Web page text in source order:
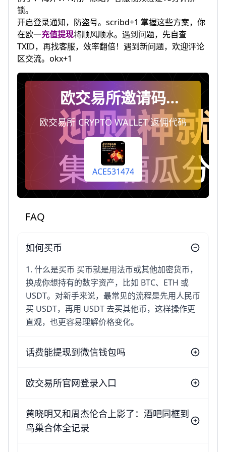
锁。
开启登录通知，防盗号。scribd+1 掌握这些方案，你
在欧一充值提现将顺风顺水。遇到问题，先自查
TXID，再找客服，效率翻倍！遇到新问题，欢迎评论
区交流。okx+1
欧交易所邀请码
ACE531474，注册时填
写即终身享受手续费返
佣20%（每天自动到你
账户）
欧交易所 CRYPTO WALLET 返佣代码
ACE531474
FAQ
如何买币
1. 什么是买币 买币就是用法币或其他加密货币，
换成你想持有的数字资产，比如 BTC、ETH 或
USDT。对新手来说，最常见的流程是先用人民币
买 USDT，再用 USDT 去买其他币，这样操作更
直观，也更容易理解价格变化。
话费能提现到微信钱包吗
欧交易所官网登录入口
黄晓明又和周杰伦合上影了：酒吧同框到
鸟巢合体全记录